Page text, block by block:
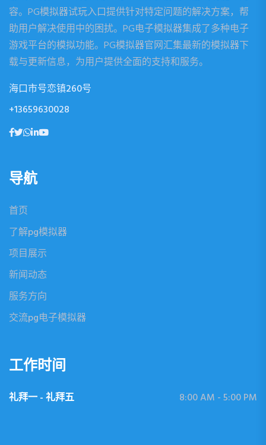
容。PG模拟器试玩入口提供针对特定问题的解决方案，帮
助用户解决使用中的困扰。PG电子模拟器集成了多种电子
游戏平台的模拟功能。PG模拟器官网汇集最新的模拟器下
载与更新信息，为用户提供全面的支持和服务。
海口市号恋镇260号
+13659630028
导航
首页
了解pg模拟器
项目展示
新闻动态
服务方向
交流pg电子模拟器
工作时间
礼拜一 - 礼拜五 8:00 AM - 5:00 PM